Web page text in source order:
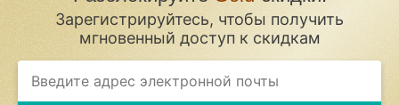
Зарегистрируйтесь, чтобы получить
мгновенный доступ к скидкам
If
you